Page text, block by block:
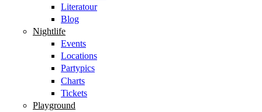
Literatour
Blog
Nightlife
Events
Locations
Partypics
Charts
Tickets
Playground